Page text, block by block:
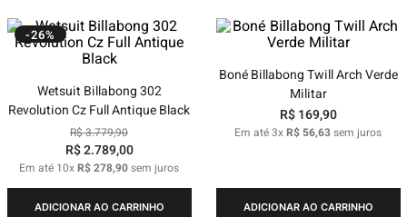
-26%
Wetsuit Billabong 302
Revolution Cz Full Antique Black
R$3.779,90
R$2.789,00
Em até 10xR$278,90sem juros
ADICIONAR AO CARRINHO
Boné Billabong Twill Arch Verde
Militar
R$ 169,90
Em até3xR$ 56,63sem juros
ADICIONAR AO CARRINHO